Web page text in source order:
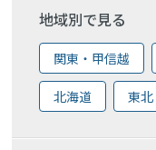
地域別で見る
関東・甲信越
北海道 東北